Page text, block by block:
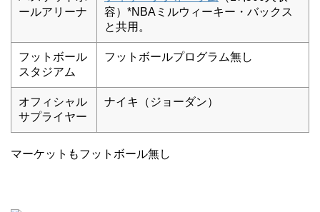
ールアリーナ
容）*NBAミルウィーキー・バックス
と共用。
フットボール
スタジアム
フットボールプログラム無し
オフィシャル
サプライヤー
ナイキ（ジョーダン）
マーケットもフットボール無し